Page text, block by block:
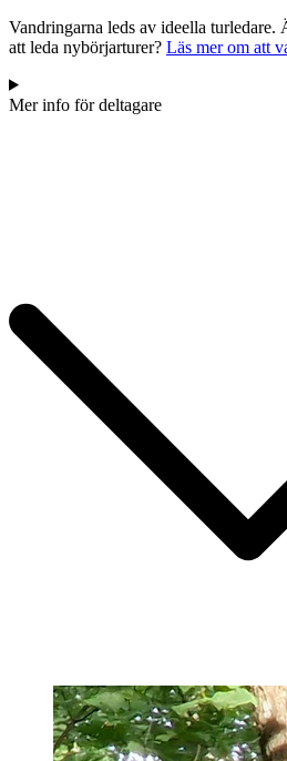
Vandringarna leds av ideella
att leda nybörjarturer? Läs mer om att
Mer info för deltagare